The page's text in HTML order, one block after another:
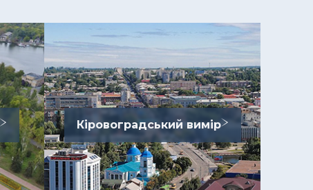
Кіровоградський вимір